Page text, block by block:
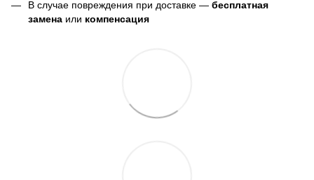
В случае повреждения при доставке — бесплатная
замена или компенсация